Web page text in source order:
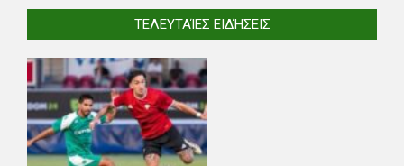
ΤΕΛΕΥΤΑΊΕΣ ΕΙΔΉΣΕΙΣ